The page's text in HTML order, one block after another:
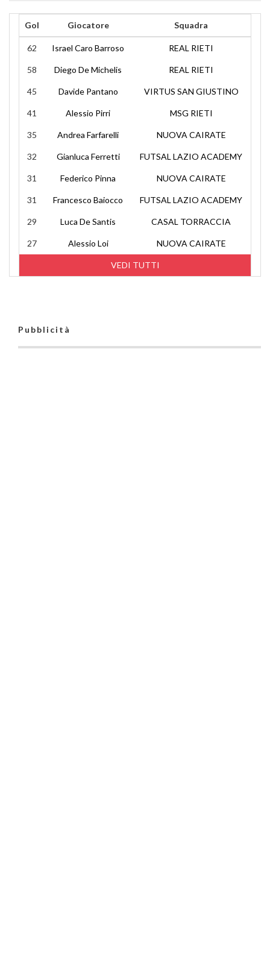
Gol Giocatore Squadra
VEDI TUTTI
62 Israel Caro Barroso REAL RIETI
58 Diego De Michelis REAL RIETI
45 Davide Pantano VIRTUS SAN GIUSTINO
41 Alessio Pirri MSG RIETI
35 Andrea Farfarelli NUOVA CAIRATE
32 Gianluca Ferretti FUTSAL LAZIO ACADEMY
31 Federico Pinna NUOVA CAIRATE
31 Francesco Baiocco FUTSAL LAZIO ACADEMY
29 Luca De Santis CASAL TORRACCIA
27 Alessio Loi NUOVA CAIRATE
Pubblicità